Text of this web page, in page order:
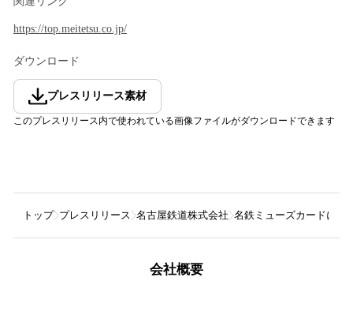
https://top.meitetsu.co.jp/
ダウンロード
プレスリリース素材
このプレスリリース内で使われている画像ファイルがダウンロードできます
トップ プレスリリース 名古屋鉄道株式会社 名鉄ミューズカードに
会社概要